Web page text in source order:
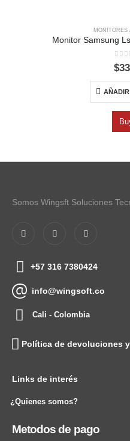
MONITORES
Monitor Samsung
0
$
Somos Wingsft Soluciones
+57 316 7380424
info@wingsoft.co
Cali - Colombia
Política de devoluciones
Links de interés
¿Quienes somos?
Metodos de pago